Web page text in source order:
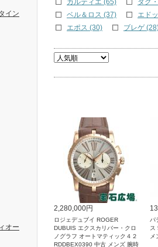
カルティエ (65)
タグ
ベル＆ロス (37)
エド
エポス (30)
ブレゲ
2,280,000円
ロジェデュブイ ROGER
DUBUIS エクスカリバー・クロ
ノグラフ オートマティック４２
RDDBEX0390 中古 メンズ 腕時
パ
ス
イン
オー